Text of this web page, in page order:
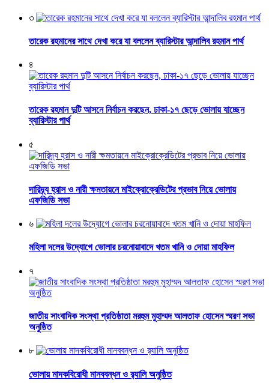
৩
তারেক রহমানের সাথে দেখা করে যা বললেন ব্যারিস্টার আন্দালিব রহমান পার্থ
৪
তারেক রহমান দুটি আসনে নির্বাচন করছেন, ঢাকা-১৭ ছেড়ে ভোলায় যাচ্ছেন
ব্যারিস্টার পার্থ
৫
দারিদ্র্য হ্রাস ও নারী ক্ষমতায়নে মাইক্রোক্রেডিটের প্রভাব নিয়ে ভোলায়
এফজিডি সভা
৬
মহিলা দলের উদ্যোগে ভোলার চরনোয়াবাদে খতম খানি ও দোয়া মাহফিল
৭
জাতীয় সাংবাদিক সংস্থা প্রতিষ্ঠাতা মরহুম মুহাম্মদ আলতাফ হোসেন স্মরণ সভা
অনুষ্ঠিত
৮
ভোলায় মাদকবিরোধী মানববন্ধন ও র‌্যালি অনুষ্ঠিত